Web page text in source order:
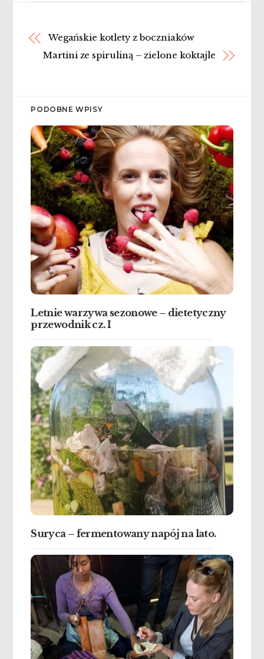
Wegańskie kotlety z boczniaków
Martini ze spiruliną – zielone koktajle
PODOBNE WPISY
Letnie warzywa sezonowe – dietetyczny
przewodnik cz. I
Suryca – fermentowany napój na lato.